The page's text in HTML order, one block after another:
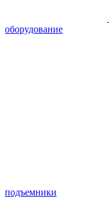
оборудование
подъемники